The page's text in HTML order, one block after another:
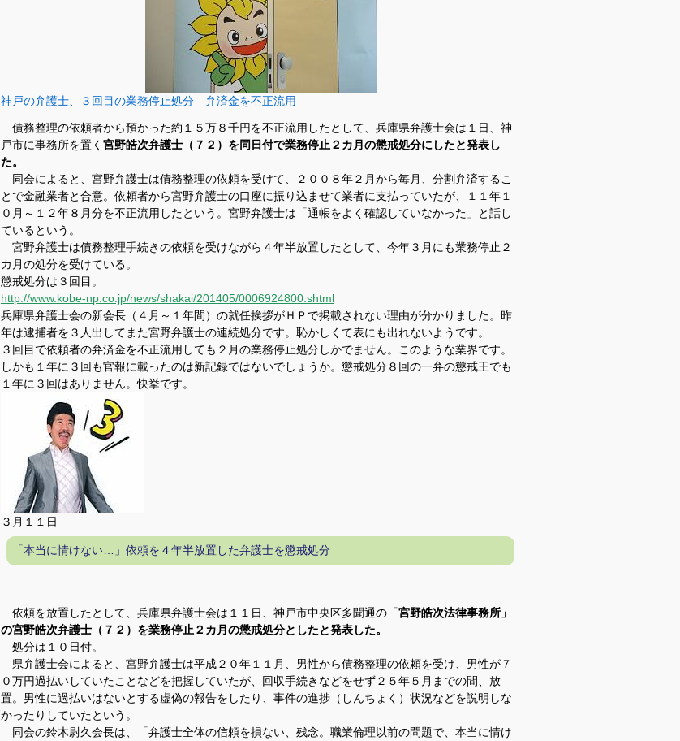
神戸の弁護士、３回目の業務停止処分 弁済金を不正流用
債務整理の依頼者から預かった約１５万８千円を不正流用したとして、兵庫県弁護士会は１日、神
戸市に事務所を置く 宮野皓次弁護士（７２）を同日付で業務停止２カ月の懲戒処分にしたと発表し
た。
同会によると、宮野弁護士は債務整理の依頼を受けて、２００８年２月から毎月、分割弁済するこ
とで金融業者と合意。依頼者から宮野弁護士の口座に振り込ませて業者に支払っていたが、１１年１
０月～１２年８月分を不正流用したという。宮野弁護士は「通帳をよく確認していなかった」と話し
ているという。
宮野弁護士は債務整理手続きの依頼を受けながら４年半放置したとして、今年３月にも業務停止２
カ月の処分を受けている。
懲戒処分は３回目。
http://www.kobe-np.co.jp/news/shakai/201405/0006924800.shtml
兵庫県弁護士会の新会長（４月～１年間）の就任挨拶がＨＰで掲載されない理由が分かりました。昨
年は逮捕者を３人出してまた宮野弁護士の連続処分です。恥かしくて表にも出れないようです。
３回目で依頼者の弁済金を不正流用しても２月の業務停止処分しかでません。このような業界です。
しかも１年に３回も官報に載ったのは新記録ではないでしょうか。懲戒処分８回の一弁の懲戒王でも
１年に３回はありません。快挙です。
３月１１日
「本当に情けない…」依頼を４年半放置した弁護士を懲戒処分
依頼を放置したとして、兵庫県弁護士会は１１日、神戸市中央区多聞通の「宮野皓次法律事務所」
の宮野皓次弁護士（７２）を業務停止２カ月の懲戒処分としたと発表した。
処分は１０日付。
県弁護士会によると、宮野弁護士は平成２０年１１月、男性から債務整理の依頼を受け、男性が７
０万円過払いしていたことなどを把握していたが、回収手続きなどをせず２５年５月までの間、放
置。男性に過払いはないとする虚偽の報告をしたり、事件の進捗（しんちょく）状況などを説明しな
かったりしていたという。
同会の鈴木尉久会長は、「弁護士全体の信頼を損ない、残念。職業倫理以前の問題で、本当に情け